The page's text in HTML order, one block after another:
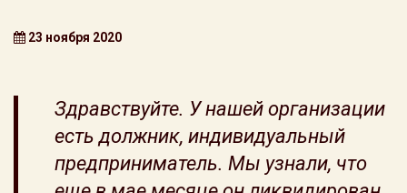
23 ноября 2020
Здравствуйте. У нашей организации
есть должник, индивидуальный
предприниматель. Мы узнали, что